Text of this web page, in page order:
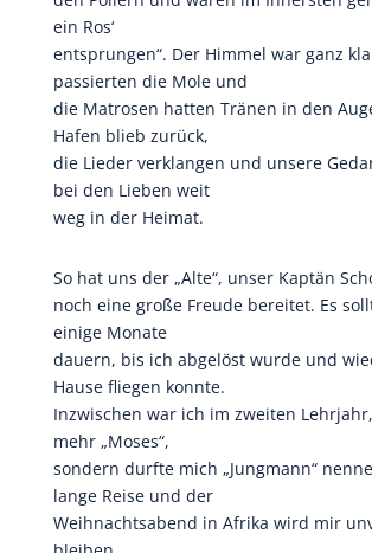
ein Ros‘
entsprungen“. Der Himmel war ganz
passierten die Mole und
die Matrosen hatten Tränen in den
Hafen blieb zurück,
die Lieder verklangen und unsere
bei den Lieben weit
weg in der Heimat.
So hat uns der „Alte“, unser Kaptän
noch eine große Freude bereitet. Es
einige Monate
dauern, bis ich abgelöst wurde und
Hause fliegen konnte.
Inzwischen war ich im zweiten
mehr „Moses“,
sondern durfte mich „Jungmann“
lange Reise und der
Weihnachtsabend in Afrika wird mir